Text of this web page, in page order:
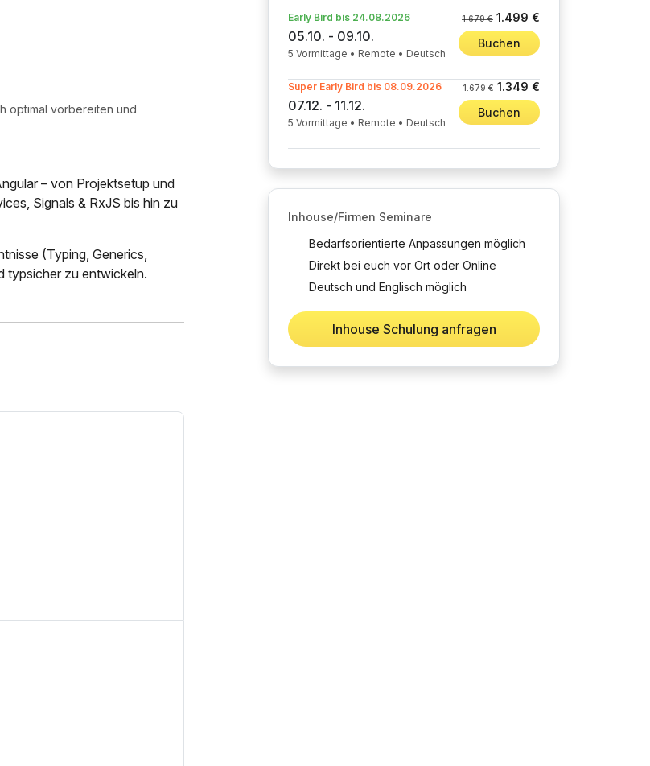
optimal vorbereiten und
– von Projektsetup und
Signals & RxJS bis hin zu
(Typing, Generics,
typsicher zu entwickeln.
Early Bird bis 24.08.2026
05.10. - 09.10.
5 Vormittage • Remote • Deutsch
1.679 €1.499 €
Buchen
Super Early Bird bis 08.09.2026
07.12. - 11.12.
5 Vormittage • Remote • Deutsch
1.679 €1.349 €
Buchen
Inhouse/Firmen Seminare
Bedarfsorientierte Anpassungen möglich
Direkt bei euch vor Ort oder Online
Deutsch und Englisch möglich
Inhouse Schulung anfragen